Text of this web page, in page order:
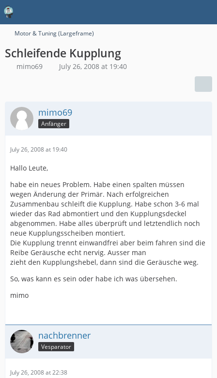
Motor & Tuning (Largeframe)
Schleifende Kupplung
mimo69 July 26, 2008 at 19:40
mimo69
Anfänger
July 26, 2008 at 19:40
Hallo Leute,
habe ein neues Problem. Habe einen spalten müssen
wegen Änderung der Primär. Nach erfolgreichen
Zusammenbau schleift die Kupplung. Habe schon 3-6 mal
wieder das Rad abmontiert und den Kupplungsdeckel
abgenommen. Habe alles überprüft und letztendlich noch
neue Kupplungsscheiben montiert.
Die Kupplung trennt einwandfrei aber beim fahren sind die
Reibe Geräusche echt nervig. Ausser man
zieht den Kupplungshebel, dann sind die Geräusche weg.
So, was kann es sein oder habe ich was übersehen.
mimo
nachbrenner
Vesparator
July 26, 2008 at 22:38